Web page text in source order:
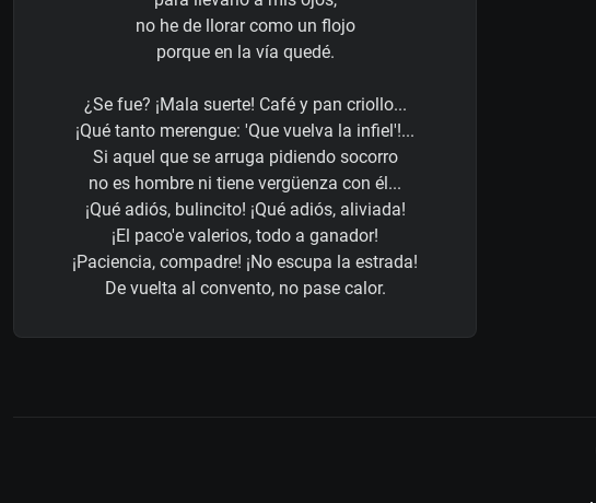
no he de llorar como un flojo
porque en la vía quedé.
¿Se fue? ¡Mala suerte! Café y pan criollo...
¡Qué tanto merengue: 'Que vuelva la infiel'!...
Si aquel que se arruga pidiendo socorro
no es hombre ni tiene vergüenza con él...
¡Qué adiós, bulincito! ¡Qué adiós, aliviada!
¡El paco'e valerios, todo a ganador!
¡Paciencia, compadre! ¡No escupa la estrada!
De vuelta al convento, no pase calor.